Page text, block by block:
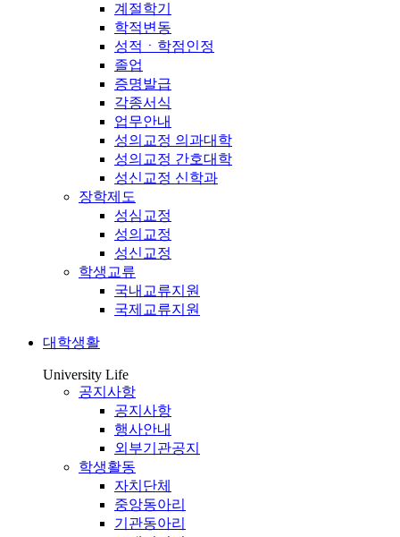
계절학기
학적변동
성적ㆍ학점인정
졸업
증명발급
각종서식
업무안내
성의교정 의과대학
성의교정 간호대학
성신교정 신학과
장학제도
성심교정
성의교정
성신교정
학생교류
국내교류지원
국제교류지원
대학생활
University Life
공지사항
공지사항
행사안내
외부기관공지
학생활동
자치단체
중앙동아리
기관동아리